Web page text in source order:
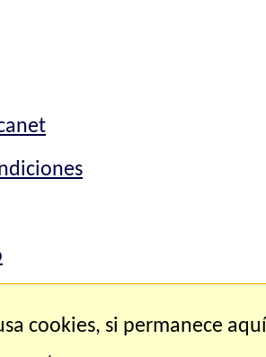
cookies, si permanece aquí